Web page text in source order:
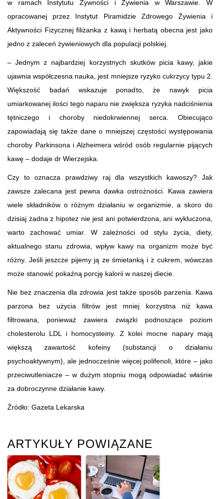
w ramach Instytutu Żywności i Żywienia w Warszawie. W
opracowanej przez Instytut Piramidzie Zdrowego Żywienia i
Aktywności Fizycznej filiżanka z kawą i herbatą obecna jest jako
jedno z zaleceń żywieniowych dla populacji polskiej.
– Jednym z najbardziej korzystnych skutków picia kawy, jakie
ujawnia współczesna nauka, jest mniejsze ryzyko cukrzycy typu 2.
Większość badań wskazuje ponadto, że nawyk picia
umiarkowanej ilości tego naparu nie zwiększa ryzyka nadciśnienia
tętniczego i choroby niedokrwiennej serca. Obiecująco
zapowiadają się także dane o mniejszej częstości występowania
choroby Parkinsona i Alzheimera wśród osób regularnie pijących
kawę – dodaje dr Wierzejska.
Czy to oznacza prawdziwy raj dla wszystkich kawoszy? Jak
zawsze zalecana jest pewna dawka ostrożności. Kawa zawiera
wiele składników o różnym działaniu w organizmie, a skoro do
dzisiaj żadna z hipotez nie jest ani potwierdzona, ani wykluczona,
warto zachować umiar. W zależności od stylu życia, diety,
aktualnego stanu zdrowia, wpływ kawy na organizm może być
różny. Jeśli jeszcze pijemy ją ze śmietanką i z cukrem, wówczas
może stanowić pokaźną porcję kalorii w naszej diecie.
Nie bez znaczenia dla zdrowia jest także sposób parzenia. Kawa
parzona bez użycia filtrów jest mniej korzystna niż kawa
filtrowana, ponieważ zawiera związki podnoszące poziom
cholesterolu LDL i homocysteiny. Z kolei mocne napary mają
większą zawartość kofeiny (substancji o działaniu
psychoaktywnym), ale jednocześnie więcej polifenoli, które – jako
przeciwutleniacze – w dużym stopniu mogą odpowiadać właśnie
za dobroczynne działanie kawy.
Źródło: Gazeta Lekarska
ARTYKUŁY POWIĄZANE